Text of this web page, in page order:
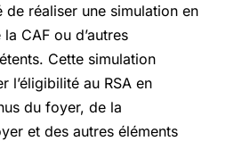
de réaliser une simulation en
CAF ou d’autres
Cette simulation
l’éligibilité au RSA en
du foyer, de la
et des autres éléments